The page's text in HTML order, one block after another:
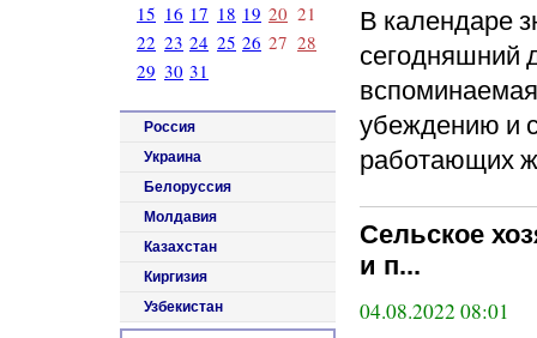
В календаре
сегодняшний
убеждению и
работающих
Сельское
и п...
04.08.2022 08:01
15 16 17 18 19 20 21
22 23 24 25 26 27 28
29 30 31
Россия
Украина
Белоруссия
Молдавия
Казахстан
Киргизия
Узбекистан